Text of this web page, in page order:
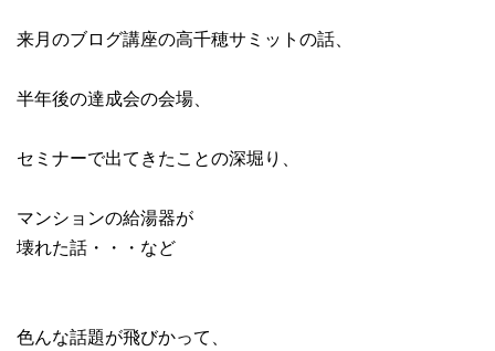
来月のブログ講座の高千穂サミットの話、
半年後の達成会の会場、
セミナーで出てきたことの深堀り、
マンションの給湯器が
壊れた話・・・など
色んな話題が飛びかって、